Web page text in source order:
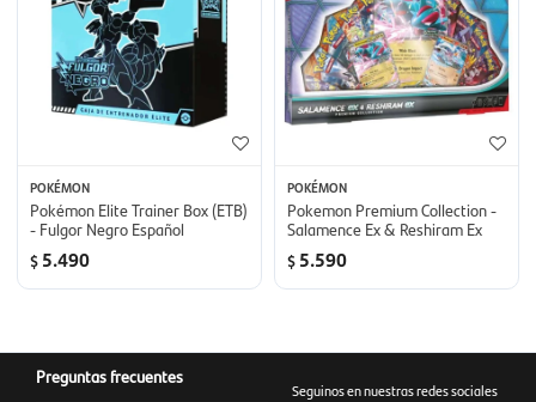
POKÉMON
Pokémon Elite Trainer Box (ETB)
- Fulgor Negro Español
$ 5.490
POKÉMON
Pokemon Premium Collection -
Salamence Ex & Reshiram Ex
$ 5.590
Preguntas frecuentes
Seguinos en nuestras redes sociales